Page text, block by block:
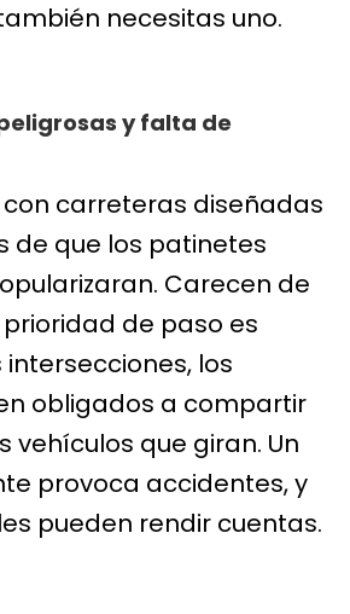
necesitas uno.
y falta de
carreteras diseñadas
de que los patinetes
Carecen de
prioridad de paso es
intersecciones, los
obligados a compartir
vehículos que giran. Un
provoca accidentes, y
pueden rendir cuentas.